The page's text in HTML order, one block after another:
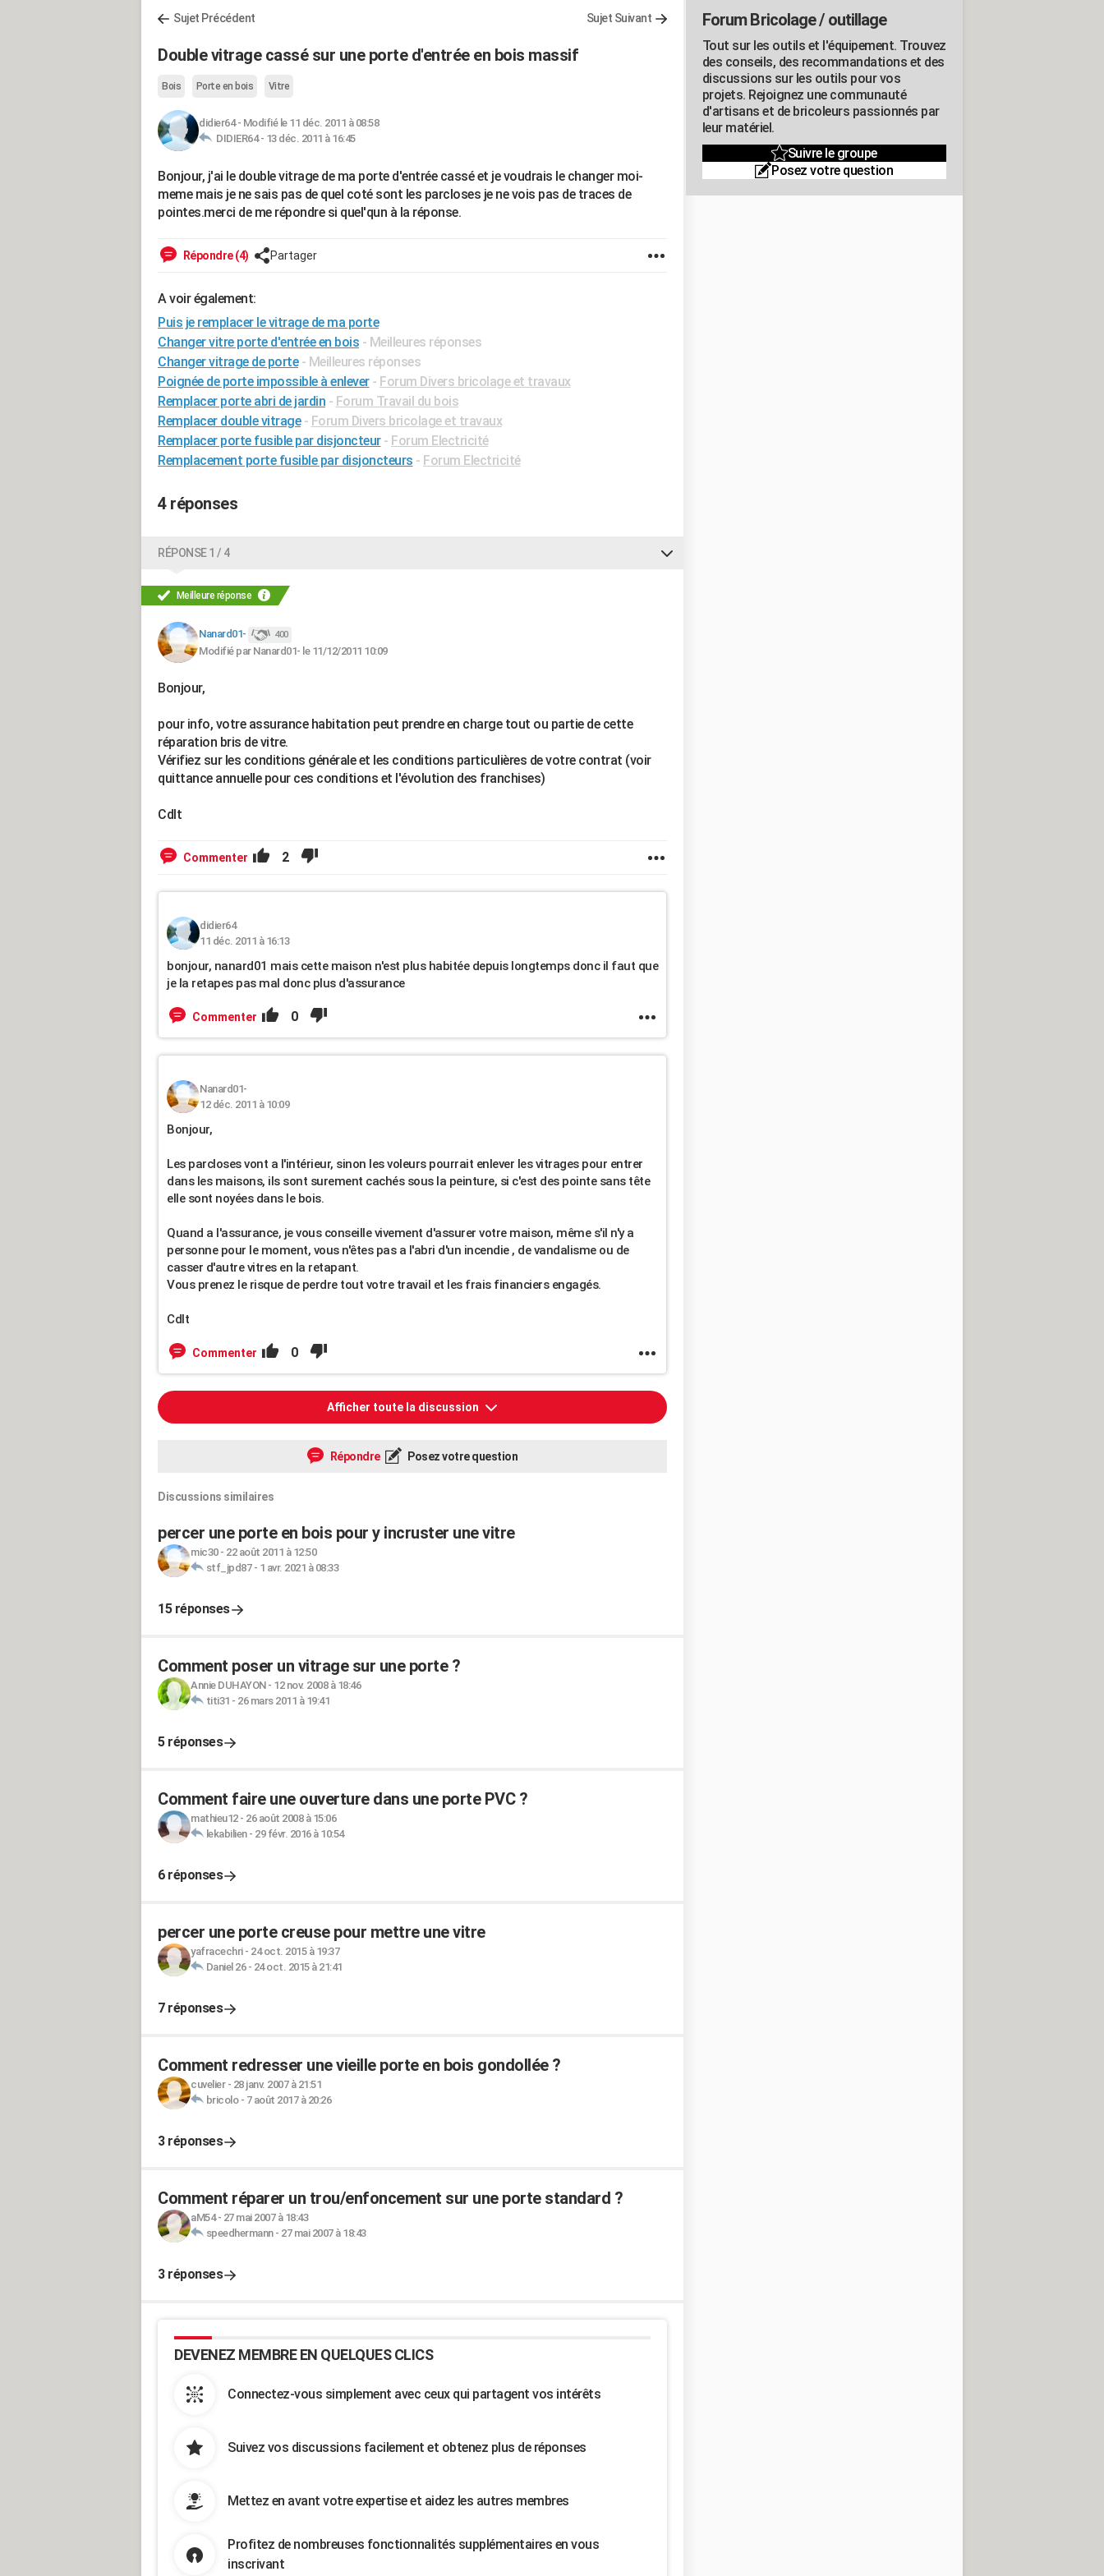
Sujet Précédent Sujet Suivant
Double vitrage cassé sur une porte d'entrée en bois massif
Bois Porte en bois Vitre
didier64- Modifié le 11 déc. 2011 à 08:58
DIDIER64 - 13 déc. 2011 à 16:45
Bonjour, j'ai le double vitrage de ma porte d'entrée cassé et je voudrais le changer moi-
meme mais je ne sais pas de quel coté sont les parcloses je ne vois pas de traces de
pointes.merci de me répondre si quel'qun à la réponse.
Répondre (4) Partager
A voir également:
Puis je remplacer le vitrage de ma porte
Changer vitre porte d'entrée en bois - Meilleures réponses
Changer vitrage de porte - Meilleures réponses
Poignée de porte impossible à enlever - Forum Divers bricolage et travaux
Remplacer porte abri de jardin - Forum Travail du bois
Remplacer double vitrage - Forum Divers bricolage et travaux
Remplacer porte fusible par disjoncteur - Forum Electricité
Remplacement porte fusible par disjoncteurs - Forum Electricité
4 réponses
RÉPONSE 1 / 4
Meilleure réponse
Nanard01- 400
Modifié par Nanard01- le 11/12/2011 10:09
Bonjour,
pour info, votre assurance habitation peut prendre en charge tout ou partie de cette
réparation bris de vitre.
Vérifiez sur les conditions générale et les conditions particulières de votre contrat (voir
quittance annuelle pour ces conditions et l'évolution des franchises)
Cdlt
Commenter 2
didier64
11 déc. 2011 à 16:13
bonjour, nanard01 mais cette maison n'est plus habitée depuis longtemps donc il faut que
je la retapes pas mal donc plus d'assurance
Commenter 0
Nanard01-
12 déc. 2011 à 10:09
Bonjour,
Les parcloses vont a l'intérieur, sinon les voleurs pourrait enlever les vitrages pour entrer
dans les maisons, ils sont surement cachés sous la peinture, si c'est des pointe sans tête
elle sont noyées dans le bois.
Quand a l'assurance, je vous conseille vivement d'assurer votre maison, même s'il n'y a
personne pour le moment, vous n'êtes pas a l'abri d'un incendie , de vandalisme ou de
casser d'autre vitres en la retapant.
Vous prenez le risque de perdre tout votre travail et les frais financiers engagés.
Cdlt
Commenter 0
Afficher toute la discussion
Répondre Posez votre question
Discussions similaires
percer une porte en bois pour y incruster une vitre
mic30- 22 août 2011 à 12:50
stf_jpd87- 1 avr. 2021 à 08:33
15 réponses
Comment poser un vitrage sur une porte ?
Annie DUHAYON- 12 nov. 2008 à 18:46
titi31 - 26 mars 2011 à 19:41
5 réponses
Comment faire une ouverture dans une porte PVC ?
mathieu12- 26 août 2008 à 15:06
lekabilien- 29 févr. 2016 à 10:54
6 réponses
percer une porte creuse pour mettre une vitre
yafracechri- 24 oct. 2015 à 19:37
Daniel 26- 24 oct. 2015 à 21:41
7 réponses
Comment redresser une vieille porte en bois gondollée ?
cuvelier- 28 janv. 2007 à 21:51
bricolo- 7 août 2017 à 20:26
3 réponses
Comment réparer un trou/enfoncement sur une porte standard ?
aM54- 27 mai 2007 à 18:43
speedhermann- 27 mai 2007 à 18:43
3 réponses
DEVENEZ MEMBRE EN QUELQUES CLICS
Connectez-vous simplement avec ceux qui partagent vos intérêts
Suivez vos discussions facilement et obtenez plus de réponses
Mettez en avant votre expertise et aidez les autres membres
Profitez de nombreuses fonctionnalités supplémentaires en vous
inscrivant
Forum Bricolage / outillage
Tout sur les outils et l'équipement. Trouvez
des conseils, des recommandations et des
discussions sur les outils pour vos
projets. Rejoignez une communauté
d'artisans et de bricoleurs passionnés par
leur matériel.
Suivre le groupe
Posez votre question